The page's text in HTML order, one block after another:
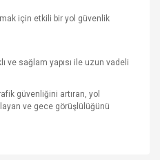
için etkili bir yol güvenlik
ve sağlam yapısı ile uzun vadeli
güvenliğini artıran, yol
ve gece görüşlülüğünü